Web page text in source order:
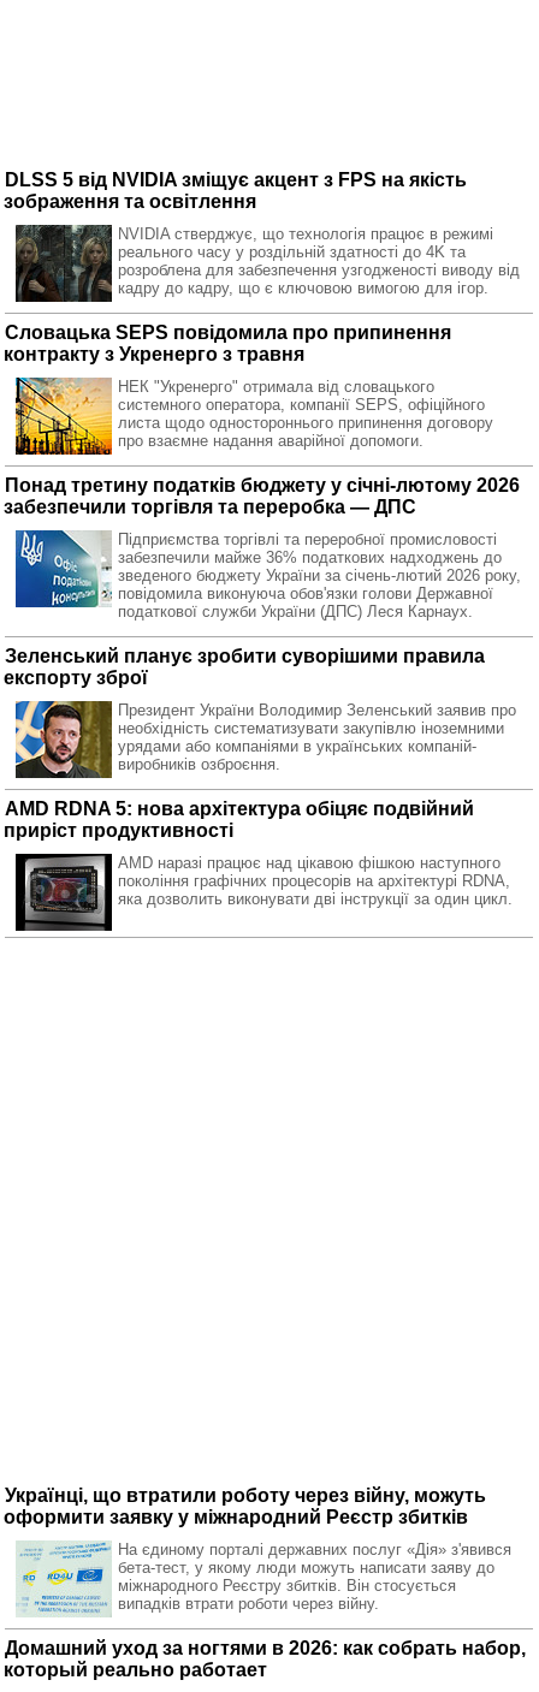
DLSS 5 від NVIDIA зміщує акцент з FPS на якість
зображення та освітлення
NVIDIA стверджує, що технологія працює в режимі
реального часу у роздільній здатності до 4K та
розроблена для забезпечення узгодженості виводу від
кадру до кадру, що є ключовою вимогою для ігор.
Словацька SEPS повідомила про припинення
контракту з Укренерго з травня
НЕК "Укренерго" отримала від словацького
системного оператора, компанії SEPS, офіційного
листа щодо одностороннього припинення договору
про взаємне надання аварійної допомоги.
Понад третину податків бюджету у січні-лютому 2026
забезпечили торгівля та переробка — ДПС
Підприємства торгівлі та переробної промисловості
забезпечили майже 36% податкових надходжень до
зведеного бюджету України за січень-лютий 2026 року,
повідомила виконуюча обов'язки голови Державної
податкової служби України (ДПС) Леся Карнаух.
Зеленський планує зробити суворішими правила
експорту зброї
Президент України Володимир Зеленський заявив про
необхідність систематизувати закупівлю іноземними
урядами або компаніями в українських компаній-
виробників озброєння.
AMD RDNA 5: нова архітектура обіцяє подвійний
приріст продуктивності
AMD наразі працює над цікавою фішкою наступного
покоління графічних процесорів на архітектурі RDNA,
яка дозволить виконувати дві інструкції за один цикл.
Українці, що втратили роботу через війну, можуть
оформити заявку у міжнародний Реєстр збитків
На єдиному порталі державних послуг «Дія» з'явився
бета-тест, у якому люди можуть написати заяву до
міжнародного Реєстру збитків. Він стосується
випадків втрати роботи через війну.
Домашний уход за ногтями в 2026: как собрать набор,
который реально работает